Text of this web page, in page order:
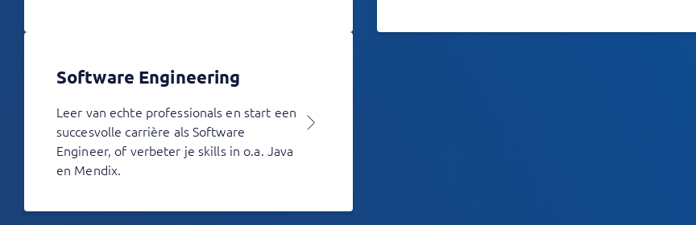
Software Engineering
Leer van echte professionals en start een
succesvolle carrière als Software
Engineer, of verbeter je skills in o.a. Java
en Mendix.